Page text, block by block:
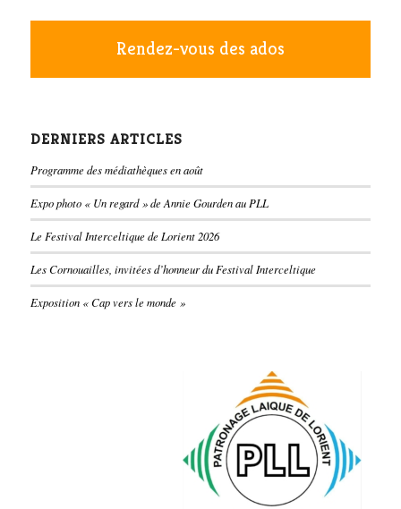
Rendez-vous des ados
DERNIERS ARTICLES
Programme des médiathèques en août
Expo photo « Un regard » de Annie Gourden au PLL
Le Festival Interceltique de Lorient 2026
Les Cornouailles, invitées d’honneur du Festival Interceltique
Exposition « Cap vers le monde »